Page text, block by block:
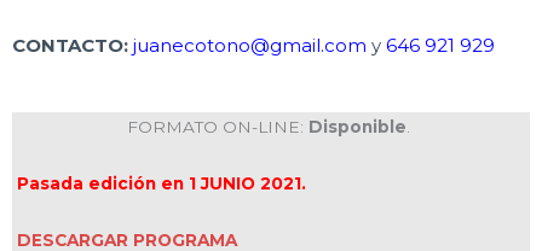
CONTACTO: juanecotono@gmail.com y 646 921 929
FORMATO ON-LINE: Disponible
Pasada edición en 1 JUNIO 2021.
DESCARGAR PROGRAMA